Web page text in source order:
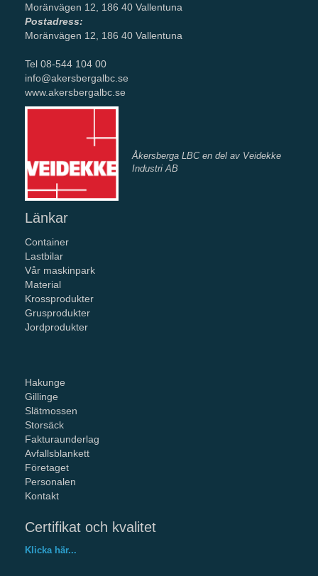
Moränvägen 12, 186 40 Vallentuna
Postadress:
Moränvägen 12, 186 40 Vallentuna
Tel 08-544 104 00
info@akersbergalbc.se
www.akersbergalbc.se
Åkersberga LBC en del av Veidekke
Industri AB
Länkar
Container
Lastbilar
Vår maskinpark
Material
Krossprodukter
Grusprodukter
Jordprodukter
Hakunge
Gillinge
Slätmossen
Storsäck
Fakturaunderlag
Avfallsblankett
Företaget
Personalen
Kontakt
Certifikat och kvalitet
Klicka här...